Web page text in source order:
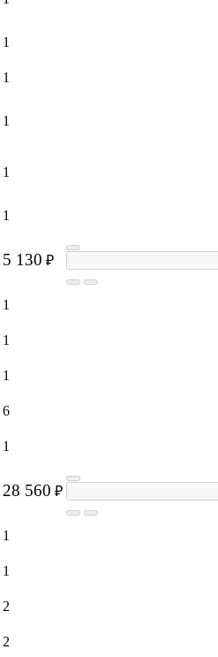
1
1
1
1
1
5 130 ₽
1
1
1
6
1
28 560 ₽
1
1
2
2